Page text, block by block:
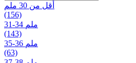
أقل من 30 ملم
(156)
31-34 ملم
(143)
35-36 ملم
(63)